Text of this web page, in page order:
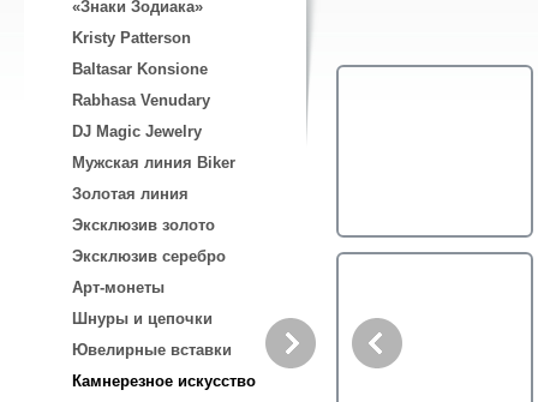
«Знаки Зодиака»
Kristy Patterson
Baltasar Konsione
Rabhasa Venudary
DJ Magic Jewelry
Мужская линия Biker
Золотая линия
Эксклюзив золото
Эксклюзив серебро
Арт-монеты
Шнуры и цепочки
Ювелирные вставки
Камнерезное искусство